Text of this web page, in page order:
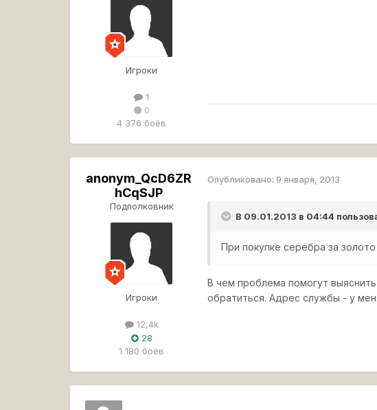
Игроки
1
0
4 376 боёв
anonym_QcD6ZR
hCqSJP
Подполковник
Игроки
12,4k
28
1 180 боёв
Опубликовано:9 января, 2013
В 09.01.2013 в 04:44
При покупке серебра за
В чем проблема помогут
обратиться. Адрес службы - у